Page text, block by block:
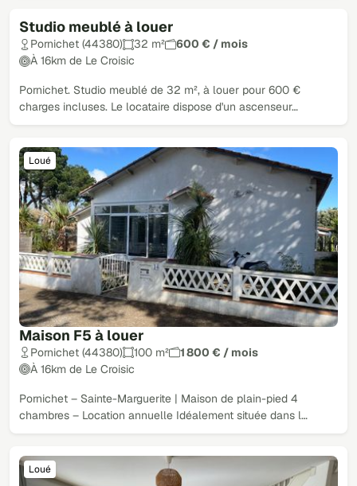
Studio meublé à louer
Loué
Pornichet (44380) 32 m²
600 € / mois
À 16km de Le Croisic
Pornichet. Studio meublé de 32 m², à louer pour 600 €
charges incluses. Le locataire dispose d'un ascenseur…
Maison F5 à louer
Loué
Pornichet (44380) 100 m²
1 800 € / mois
À 16km de Le Croisic
Pornichet – Sainte-Marguerite | Maison de plain-pied 4
chambres – Location annuelle Idéalement située dans l…
Loué